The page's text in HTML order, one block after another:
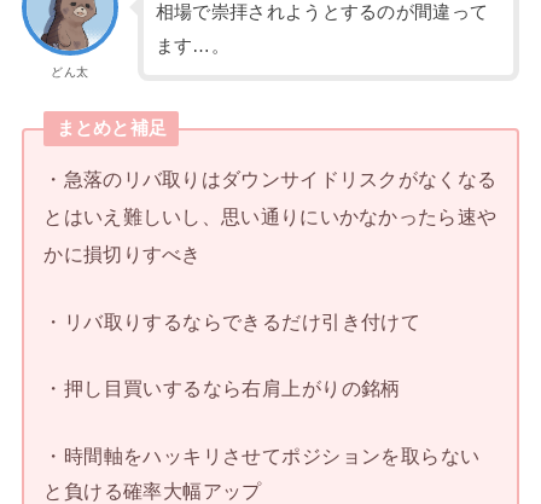
どん太
相場で崇拝されようとするのが間違って
ます…。
まとめと補足
・急落のリバ取りはダウンサイドリスクがなくなる
とはいえ難しいし、思い通りにいかなかったら速や
かに損切りすべき
・リバ取りするならできるだけ引き付けて
・押し目買いするなら右肩上がりの銘柄
・時間軸をハッキリさせてポジションを取らない
と負ける確率大幅アップ